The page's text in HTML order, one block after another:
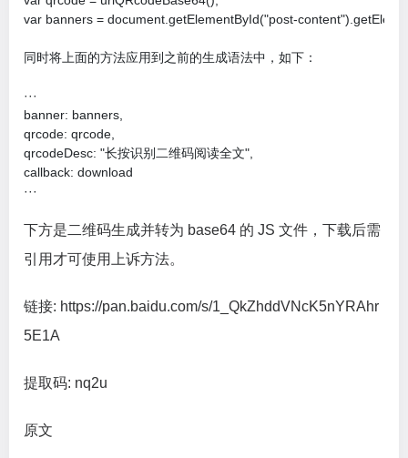
var banners = document.getElementById("post-
同时将上面的方法应用到之前的生成语法中，如下：
···
banner: banners,
qrcode: qrcode,
qrcodeDesc: "长按识别二维码阅读全文",
callback: download
···
下方是二维码生成并转为 base64 的 JS 文件，下载后需
引用才可使用上诉方法。
链接: https://pan.baidu.com/s/1_QkZhddVNcK5nYRAhr
5E1A
提取码: nq2u
原文